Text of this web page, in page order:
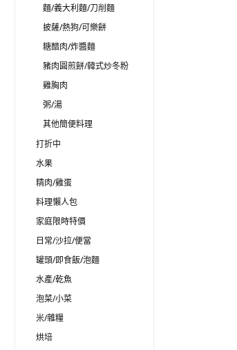
麵/義大利麵/刀削麵
披薩/熱狗/可樂餅
糖醋肉/炸醬麵
豬肉圓煎餅/韓式炒冬粉
雞胸肉
粥/湯
其他簡便料理
打折中
水果
精肉/雞蛋
料理懶人包
家庭限時特價
日常/沙拉/便當
罐頭/即食飯/泡麵
水產/乾魚
泡菜/小菜
米/雜糧
烘培